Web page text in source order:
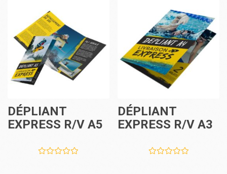
DÉPLIANT
EXPRESS R/V A5
DÉPLIANT
EXPRESS R/V A3